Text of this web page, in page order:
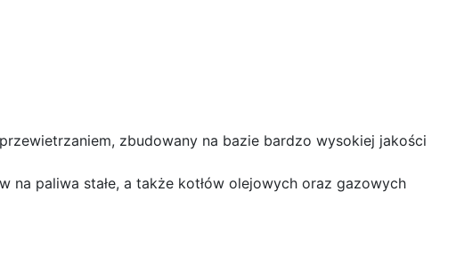
zbudowany na bazie bardzo wysokiej jakości
na paliwa stałe, a także kotłów olejowych oraz gazowych